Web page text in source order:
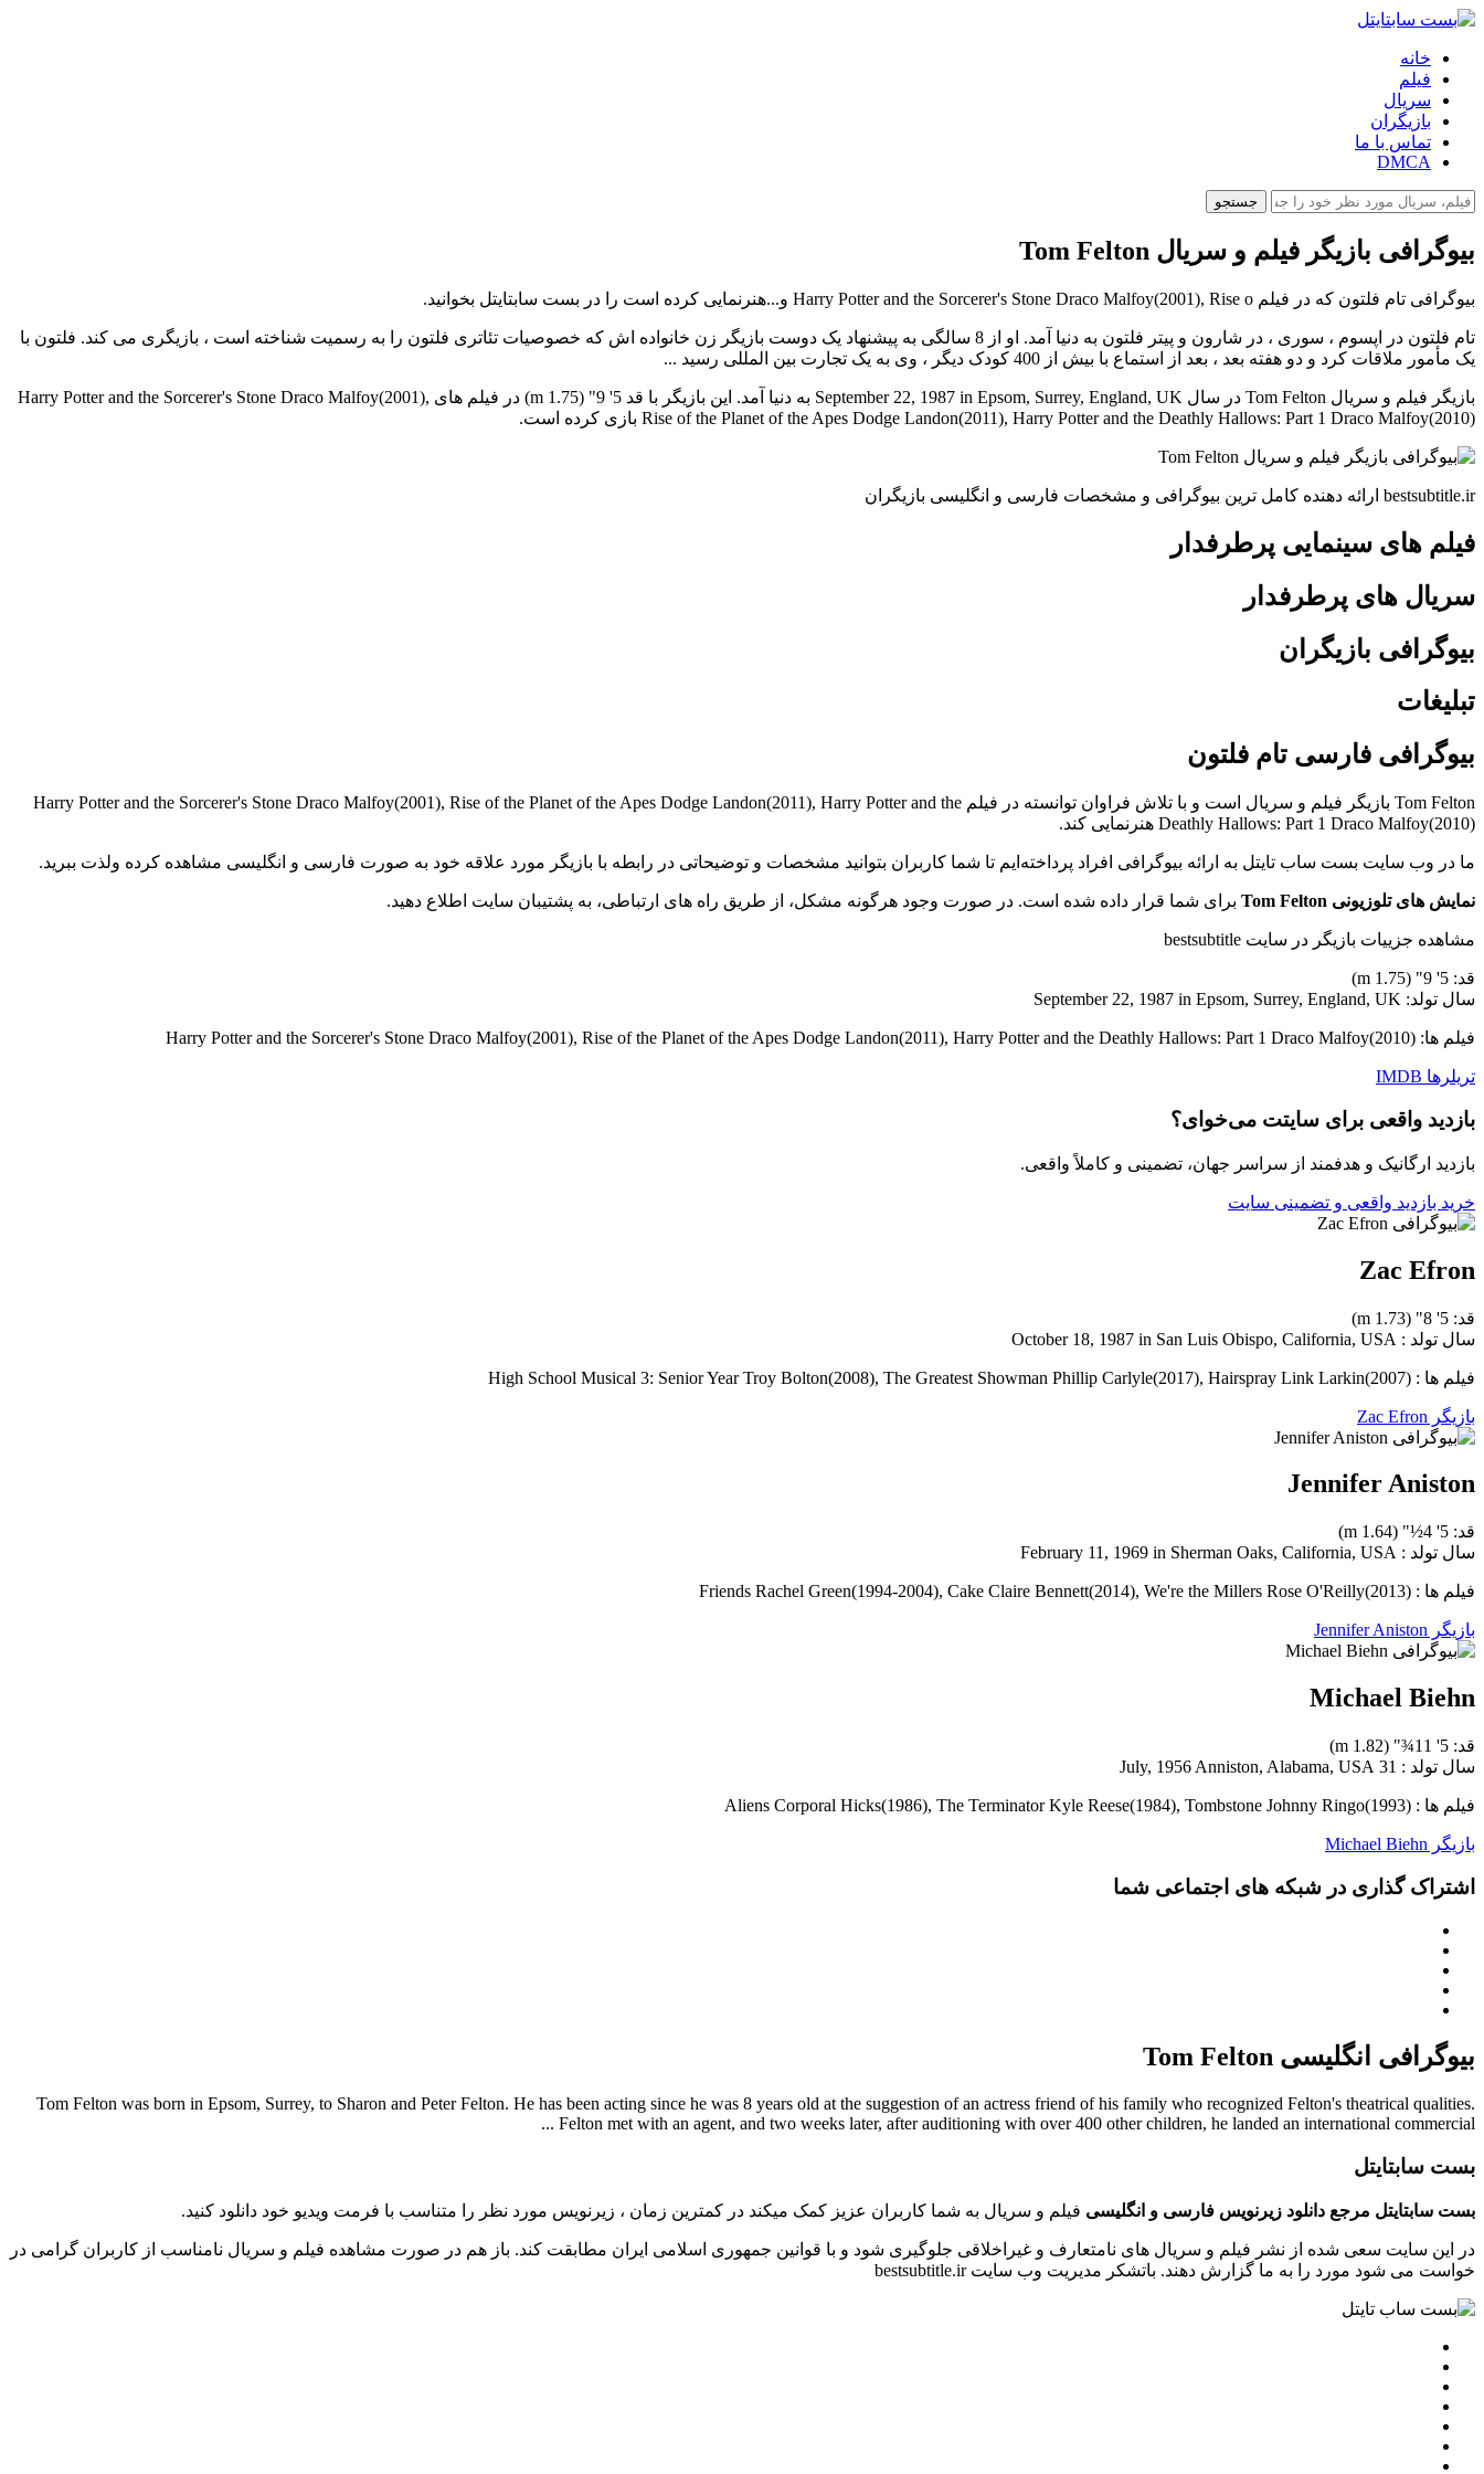
خانه
فیلم
سریال
بازیگران
تماس با ما
DMCA
جستجو
بیوگرافی بازیگر فیلم و سریال Tom Felton
بیوگرافی تام فلتون که در فیلم Harry Potter and the Sorcerer's Stone Draco Malfoy(2001), Rise o و...هنرنمایی کرده است را در بست سابتایتل بخوانید.
تام فلتون در اپسوم ، سوری ، در شارون و پیتر فلتون به دنیا آمد. او از 8 سالگی به پیشنهاد یک دوست بازیگر زن خانواده اش که خصوصیات تئاتری فلتون را به رسمیت شناخته است ، بازیگری می کند. فلتون با
یک مأمور ملاقات کرد و دو هفته بعد ، بعد از استماع با بیش از 400 کودک دیگر ، وی به یک تجارت بین المللی رسید ...
بازیگر فیلم و سریال Tom Felton در سال September 22, 1987 in Epsom, Surrey, England, UK به دنیا آمد. این بازیگر با قد 5' 9" (1.75 m) در فیلم های Harry Potter and the Sorcerer's Stone Draco Malfoy(2001),
Rise of the Planet of the Apes Dodge Landon(2011), Harry Potter and the Deathly Hallows: Part 1 Draco Malfoy(2010) بازی کرده است.
bestsubtitle.ir ارائه دهنده کامل ترین بیوگرافی و مشخصات فارسی و انگلیسی بازیگران
فیلم های سینمایی پرطرفدار
سریال های پرطرفدار
بیوگرافی بازیگران
تبلیغات
بیوگرافی فارسی تام فلتون
Tom Felton بازیگر فیلم و سریال است و با تلاش فراوان توانسته در فیلم Harry Potter and the Sorcerer's Stone Draco Malfoy(2001), Rise of the Planet of the Apes Dodge Landon(2011), Harry Potter and the
Deathly Hallows: Part 1 Draco Malfoy(2010) هنرنمایی کند.
ما در وب سایت بست ساب تایتل به ارائه بیوگرافی افراد پرداخته‌ایم تا شما کاربران بتوانید مشخصات و توضیحاتی در رابطه با بازیگر مورد علاقه خود به صورت فارسی و انگلیسی مشاهده کرده ولذت ببرید.
نمایش های تلوزیونی Tom Felton برای شما قرار داده شده است. در صورت وجود هرگونه مشکل، از طریق راه های ارتباطی، به پشتیبان سایت اطلاع دهید.
مشاهده جزییات بازیگر در سایت bestsubtitle
قد: 5' 9" (1.75 m)
سال تولد: September 22, 1987 in Epsom, Surrey, England, UK
فیلم ها: Harry Potter and the Sorcerer's Stone Draco Malfoy(2001), Rise of the Planet of the Apes Dodge Landon(2011), Harry Potter and the Deathly Hallows: Part 1 Draco Malfoy(2010)
تریلرها IMDB
بازدید واقعی برای سایتت می‌خوای؟
بازدید ارگانیک و هدفمند از سراسر جهان، تضمینی و کاملاً واقعی.
خرید بازدید واقعی و تضمینی سایت
Zac Efron
قد: 5' 8" (1.73 m)
سال تولد : October 18, 1987 in San Luis Obispo, California, USA
فیلم ها : High School Musical 3: Senior Year Troy Bolton(2008), The Greatest Showman Phillip Carlyle(2017), Hairspray Link Larkin(2007)
بازیگر Zac Efron
Jennifer Aniston
قد: 5' 4½" (1.64 m)
سال تولد : February 11, 1969 in Sherman Oaks, California, USA
فیلم ها : Friends Rachel Green(1994-2004), Cake Claire Bennett(2014), We're the Millers Rose O'Reilly(2013)
بازیگر Jennifer Aniston
Michael Biehn
قد: 5' 11¾" (1.82 m)
سال تولد : 31 July, 1956 Anniston, Alabama, USA
فیلم ها : Aliens Corporal Hicks(1986), The Terminator Kyle Reese(1984), Tombstone Johnny Ringo(1993)
بازیگر Michael Biehn
اشتراک گذاری در شبکه های اجتماعی شما
بیوگرافی انگلیسی Tom Felton
Tom Felton was born in Epsom, Surrey, to Sharon and Peter Felton. He has been acting since he was 8 years old at the suggestion of an actress friend of his family who recognized Felton's theatrical qualities.
Felton met with an agent, and two weeks later, after auditioning with over 400 other children, he landed an international commercial ...
بست سابتایتل
بست سابتایتل مرجع دانلود زیرنویس فارسی و انگلیسی فیلم و سریال به شما کاربران عزیز کمک میکند در کمترین زمان ، زیرنویس مورد نظر را متناسب با فرمت ویدیو خود دانلود کنید.
در این سایت سعی شده از نشر فیلم و سریال های نامتعارف و غیراخلاقی جلوگیری شود و با قوانین جمهوری اسلامی ایران مطابقت کند. باز هم در صورت مشاهده فیلم و سریال نامناسب از کاربران گرامی در
خواست می شود مورد را به ما گزارش دهند. باتشکر مدیریت وب سایت bestsubtitle.ir